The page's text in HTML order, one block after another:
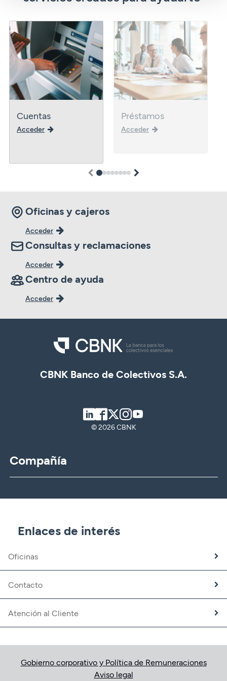
Cuentas
Acceder
Préstamos
Acceder
12345678
Oficinas y cajeros
Acceder
Consultas y reclamaciones
Acceder
Centro de ayuda
Acceder
CBNK Banco de Colectivos S.A.
LinkedIn
Facebook
TwitterInstagram
© 2026 CBNK
Compañía
CBNK Gestión de Activos
CBNK Mediación de Seguros
Banca Partner
Trabaja con nosotros
Fundación CBNK
Enlaces de interés
Oficinas
Contacto
Atención al Cliente
Gobierno corporativo y Política de Remuneraciones
Aviso legal